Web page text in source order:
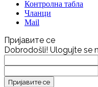
Контролна табла
Чланци
Mail
Пријавите се
Dobrodošli! Ulogujte se